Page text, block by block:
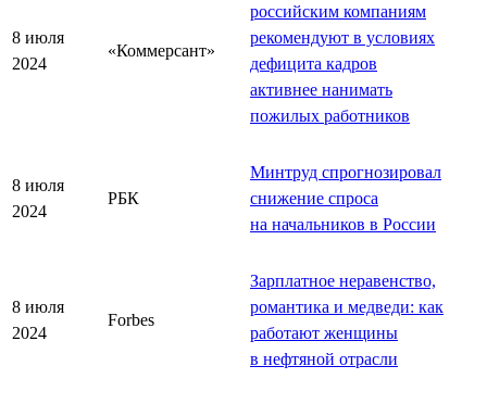
8 июля
2024
«Коммерсант»
российским компаниям
рекомендуют в условиях
дефицита кадров
активнее нанимать
пожилых работников
8 июля
2024
РБК
Минтруд спрогнозировал
снижение спроса
на начальников в России
8 июля
2024
Forbes
Зарплатное неравенство,
романтика и медведи: как
работают женщины
в нефтяной отрасли